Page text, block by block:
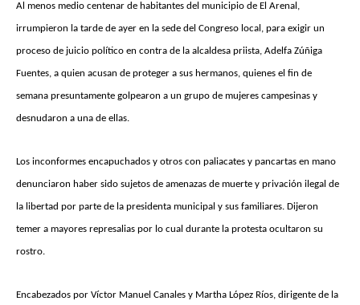
Al menos medio centenar de habitantes del municipio de El Arenal,
irrumpieron la tarde de ayer en la sede del Congreso local, para exigir un
proceso de juicio político en contra de la alcaldesa priista, Adelfa Zúñiga
Fuentes, a quien acusan de proteger a sus hermanos, quienes el fin de
semana presuntamente golpearon a un grupo de mujeres campesinas y
desnudaron a una de ellas.
Los inconformes encapuchados y otros con paliacates y pancartas en mano
denunciaron haber sido sujetos de amenazas de muerte y privación ilegal de
la libertad por parte de la presidenta municipal y sus familiares. Dijeron
temer a mayores represalias por lo cual durante la protesta ocultaron su
rostro.
Encabezados por Víctor Manuel Canales y Martha López Ríos, dirigente de la